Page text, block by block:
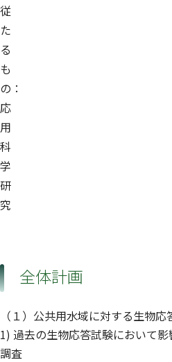
従
た
る
も
の：
応
用
科
学
研
究
全体計画
（１）公共用水域に対する生物
1) 過去の生物応答試験において
調査